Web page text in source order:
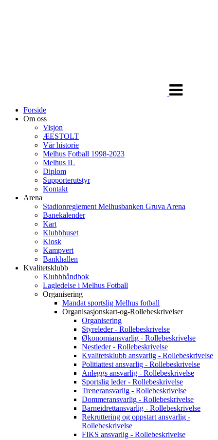
Forside
Om oss
Visjon
ÆESTOLT
Vår historie
Melhus Fotball 1998-2023
Melhus IL
Diplom
Supporterutstyr
Kontakt
Arena
Stadionreglement Melhusbanken Gruva Arena
Banekalender
Kart
Klubbhuset
Kiosk
Kampvert
Bankhallen
Kvalitetsklubb
Klubbhåndbok
Lagledelse i Melhus Fotball
Organisering
Mandat sportslig Melhus fotball
Organisasjonskart-og-Rollebeskrivelser
Organisering
Styreleder - Rollebeskrivelse
Økonomiansvarlig - Rollebeskrivelse
Nestleder - Rollebeskrivelse
Kvalitetsklubb ansvarlig - Rollebeskrivelse
Politiattest ansvarlig - Rollebeskrivelse
Anleggs ansvarlig - Rollebeskrivelse
Sportslig leder - Rollebeskrivelse
Treneransvarlig - Rollebeskrivelse
Dommeransvarlig - Rollebeskrivelse
Barneidrettansvarlig - Rollebeskrivelse
Rekruttering og oppstart ansvarlig -
Rollebeskrivelse
FIKS ansvarlig - Rollebeskrivelse